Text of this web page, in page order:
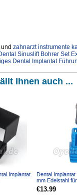
‎ und zahnarzt instrumente
Sinuslift Bohrer Set
Dental Implantat
Ihnen auch ...
Implantat
Dental
mm Edelstahl
Winkelstück
€13.99